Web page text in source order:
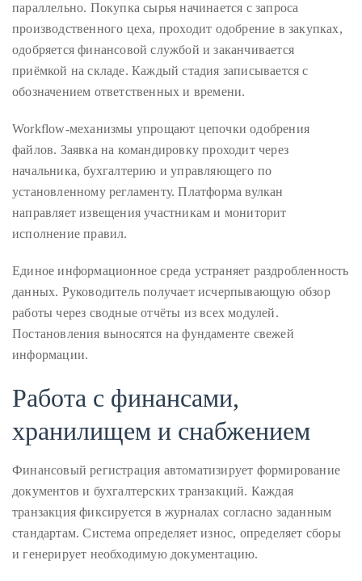
Duane,
please
e-
mail
enquiries
to
from
our
team
will
follow
with
Inquiries:
info@theduanewells.com
Sponsorship:
sponsorship@theduanewells.com
Concierge:
параллельно. Покупка сырья начинается с запроса
производственного цеха, проходит одобрение в закупках,
одобряется финансовой службой и заканчивается
приёмкой на складе. Каждый стадия записывается с
обозначением ответственных и времени.
Workflow-механизмы упрощают цепочки одобрения
файлов. Заявка на командировку проходит через
начальника, бухгалтерию и управляющего по
установленному регламенту. Платформа вулкан
направляет извещения участникам и мониторит
исполнение правил.
Единое информационное среда устраняет раздробленность
данных. Руководитель получает исчерпывающую обзор
работы через сводные отчёты из всех модулей.
Постановления выносятся на фундаменте свежей
информации.
Работа с финансами,
хранилищем и снабжением
Финансовый регистрация автоматизирует формирование
документов и бухгалтерских транзакций. Каждая
транзакция фиксируется в журналах согласно заданным
стандартам. Система определяет износ, определяет сборы
и генерирует необходимую документацию.